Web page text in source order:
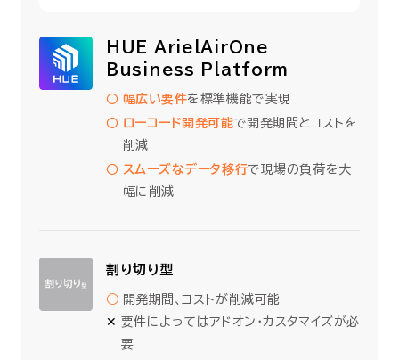
HUE ArielAirOne
Business Platform
○ 幅広い要件を標準機能で実現
○ ローコード開発可能で開発期間とコストを
削減
○ スムーズなデータ移行で現場の負荷を大
幅に削減
割り切り型
○ 開発期間、コストが削減可能
✕ 要件によってはアドオン・カスタマイズが必
要